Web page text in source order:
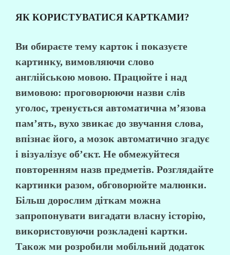
ЯК КОРИСТУВАТИСЯ КАРТКАМИ?
Ви обираєте тему карток і показуєте
картинку, вимовляючи слово
англійською мовою. Працюйте і над
вимовою: проговорюючи назви слів
уголос, тренується автоматична м’язова
пам’ять, вухо звикає до звучання слова,
впізнає його, а мозок автоматично згадує
і візуалізує об’єкт. Не обмежуйтеся
повторенням назв предметів. Розглядайте
картинки разом, обговорюйте малюнки.
Більш дорослим діткам можна
запропонувати вигадати власну історію,
використовуючи розкладені картки.
Також ми розробили мобільний додаток